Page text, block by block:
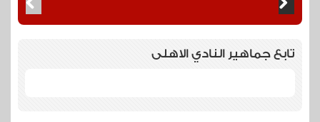
تابع جماهير النادي الاهلى